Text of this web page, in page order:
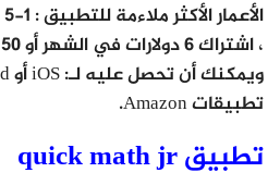
تطبيقات Amazon.
تطبيق quick math jr